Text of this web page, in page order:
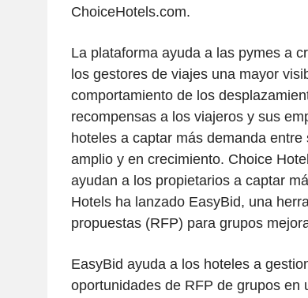
ChoiceHotels.com.
La plataforma ayuda a las pymes a
los gestores de viajes una mayor
comportamiento de los
recompensas a los viajeros y sus
hoteles a captar más demanda
amplio y en crecimiento. Choice
ayudan a los propietarios a captar
Hotels ha lanzado EasyBid, una
propuestas (RFP) para grupos
EasyBid ayuda a los hoteles a
oportunidades de RFP de grupos en